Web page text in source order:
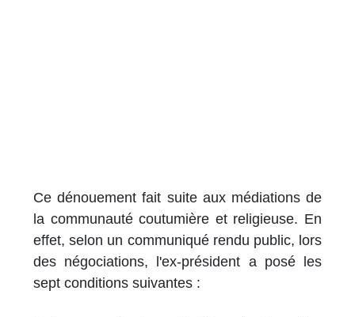
Ce dénouement fait suite aux médiations de
la communauté coutumière et religieuse. En
effet, selon un communiqué rendu public, lors
des négociations, l'ex-président a posé les
sept conditions suivantes :